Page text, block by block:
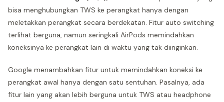
bisa menghubungkan TWS ke perangkat hanya dengan
meletakkan perangkat secara berdekatan. Fitur auto switching
terlihat berguna, namun seringkali AirPods memindahkan
koneksinya ke perangkat lain di waktu yang tak diinginkan.
Google menambahkan fitur untuk memindahkan koneksi ke
perangkat awal hanya dengan satu sentuhan. Pasalnya, ada
fitur lain yang akan lebih berguna untuk TWS atau headphone